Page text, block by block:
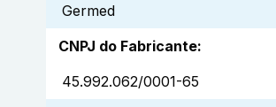
Germed
CNPJ do Fabricante:
45.992.062/0001-65